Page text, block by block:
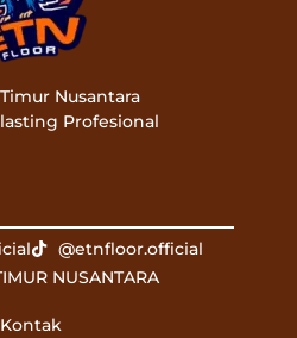
Nusantara
Profesional
@etnfloor.official
NUSANTARA
Kontak